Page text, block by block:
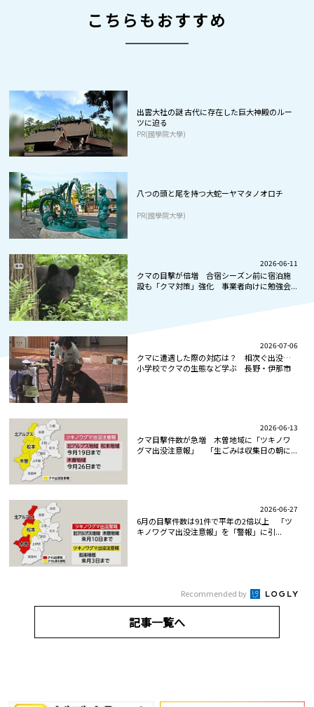
こちらもおすすめ
出雲大社の謎 古代に存在した巨大神殿のルー
ツに迫る
PR(國學院大學)
八つの頭と尾を持つ大蛇ーヤマタノオロチ
PR(國學院大學)
2026-06-11
クマの目撃が倍増 合宿シーズン前に宿泊施
設も「クマ対策」強化 事業者向けに勉強会...
2026-07-06
クマに遭遇した際の対応は？ 相次ぐ出没…
小学校でクマの生態など学ぶ 長野・伊那市
2026-06-13
クマ目撃件数が急増 木曽地域に「ツキノワ
グマ出没注意報」 「生ごみは収集日の朝に...
2026-06-27
6月の目撃件数は91件で平年の2倍以上 「ツ
キノワグマ出没注意報」を「警報」に引...
Recommended by
記事一覧へ